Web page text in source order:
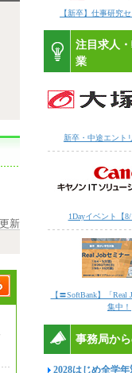
新
【新卒】仕事研究
注目求人
業
新卒・中途エント
1Dayイベント【8/
【〓SoftBank】「
集中！
事務局か
2028はじめ全学